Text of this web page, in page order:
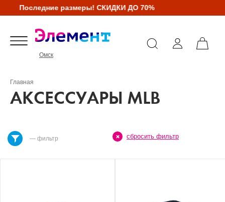
Последние размеры! СКИДКИ ДО 70%
Омск
Главная
АКСЕССУАРЫ MLB
— фильтр сбросить фильтр